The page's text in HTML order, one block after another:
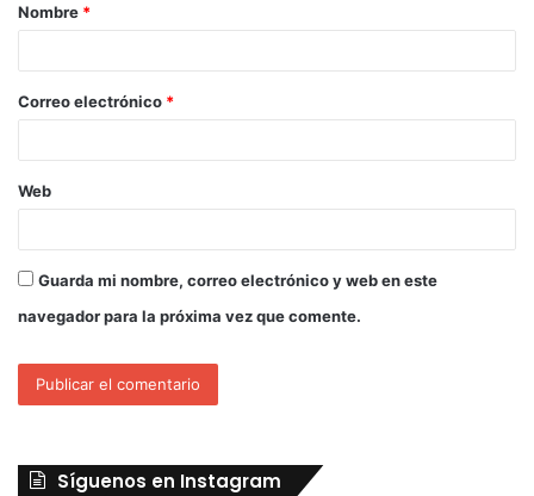
Nombre *
Correo electrónico *
Web
Guarda mi nombre, correo electrónico y web en este
navegador para la próxima vez que comente.
Síguenos en Instagram